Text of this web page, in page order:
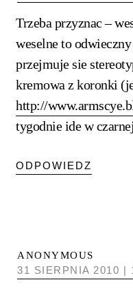
Trzeba przyznac –
weselne to
przejmuje sie
kremowa z koronki
http://
tygodnie ide w
ODPOWIEDZ
ANONYMOUS
31 SIERPNIA 2010 |